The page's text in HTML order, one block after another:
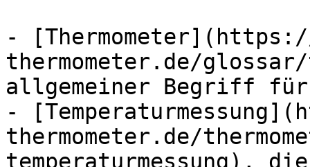
-
thermometer.de/
allgemeiner Begriff für
-
thermometer.de/
temperaturmessung),